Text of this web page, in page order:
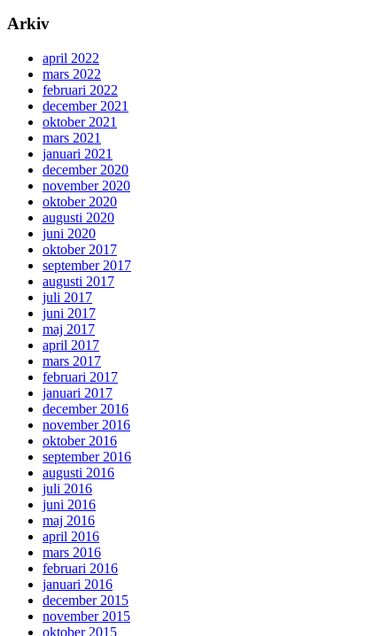
Arkiv
april 2022
mars 2022
februari 2022
december 2021
oktober 2021
mars 2021
januari 2021
december 2020
november 2020
oktober 2020
augusti 2020
juni 2020
oktober 2017
september 2017
augusti 2017
juli 2017
juni 2017
maj 2017
april 2017
mars 2017
februari 2017
januari 2017
december 2016
november 2016
oktober 2016
september 2016
augusti 2016
juli 2016
juni 2016
maj 2016
april 2016
mars 2016
februari 2016
januari 2016
december 2015
november 2015
oktober 2015